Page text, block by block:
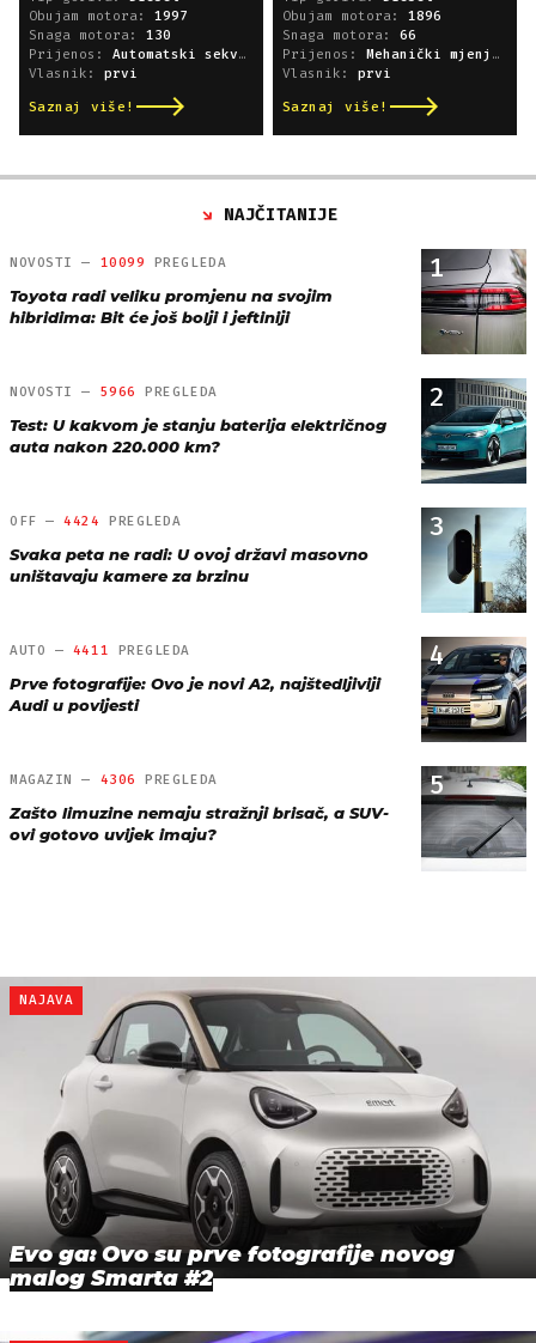
Obujam motora: 1997
Snaga motora: 130
Prijenos: Automatski sekvencijski
Vlasnik: prvi
Saznaj više!
Obujam motora: 1896
Snaga motora: 66
Prijenos: Mehanički mjenjač
Vlasnik: prvi
Saznaj više!
NAJČITANIJE
1
NOVOSTI — 10099 PREGLEDA
Toyota radi veliku promjenu na svojim
hibridima: Bit će još bolji i jeftiniji
2
NOVOSTI — 5966 PREGLEDA
Test: U kakvom je stanju baterija električnog
auta nakon 220.000 km?
3
OFF —4424 PREGLEDA
Svaka peta ne radi: U ovoj državi masovno
uništavaju kamere za brzinu
4
AUTO — 4411 PREGLEDA
Prve fotografije: Ovo je novi A2, najštedljiviji
Audi u povijesti
5
MAGAZIN — 4306 PREGLEDA
Zašto limuzine nemaju stražnji brisač, a SUV-
ovi gotovo uvijek imaju?
NAJAVA
Evo ga: Ovo su prve fotografije novog
malog Smarta #2